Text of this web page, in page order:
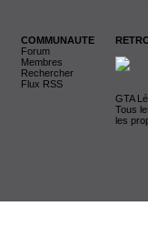
COMMUNAUTE
Forum
Membres
Rechercher
Flux RSS
GTA
Tous
les